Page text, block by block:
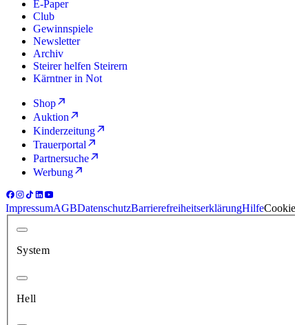
E-Paper
Club
Gewinnspiele
Newsletter
Archiv
Steirer helfen Steirern
Kärntner in Not
Shop
Auktion
Kinderzeitung
Trauerportal
Partnersuche
Werbung
ImpressumAGBDatenschutzBarrierefreiheitserklärungHilfe
System
Hell